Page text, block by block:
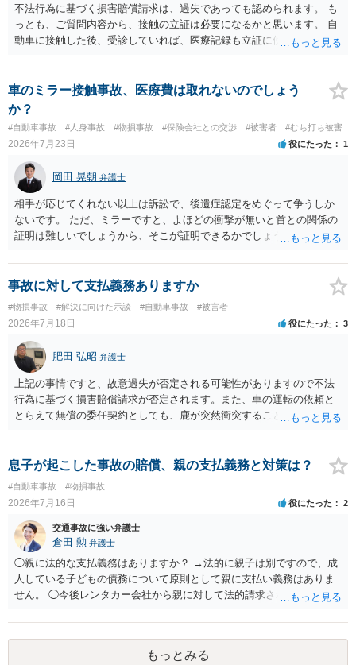
で、弁護士が受任する場合には、叔母様ご本人の依頼意思等を確認す
る必要があります。日本語での十分な意思疎通が難しいとのことです
ので、そのあたりのご事情も踏まえて、依頼意思の確認方法等を検討
不法行為に基づく損害賠償請求は、過失であっても認められます。 も
っとも、ご質問内容から、接触の立証は必要になるかと思います。 自
動車に接触した後、受診していれば、医療記録も立証に使えるかと思
士にご相談ください。
車のミラー接触事故、医療費は取れないのでしょう
か？
#自動車事故 #人身事故 #物損事故 #保険会社との交渉 #被害者 #むち打ち被害
2026年7月23日 役にたった 1
岡田 晃朝 弁護士
相手が応じてくれない以上は訴訟で、後遺症認定をめぐって争うしか
ないです。 ただ、ミラーですと、よほどの衝撃が無いと首との関係の
証明は難しいでしょうから、そこが証明できるかでしょうね。
事故に対して支払義務ありますか
#物損事故 #解決に向けた示談 #自動車事故 #被害者
2026年7月18日 役にたった 3
肥田 弘昭 弁護士
上記の事情ですと、故意過失が否定される可能性がありますので不法
行為に基づく損害賠償請求が否定されます。また、車の運転の依頼と
とらえて無償の委任契約としても、鹿が突然衝突することは予見がで
償請求も成立しない可能性があります。以上の理由から支払義務は否
定される可能性が高いです。ご参考にしてください。
息子が起こした事故の賠償、親の支払義務と対策は？
#自動車事故 #物損事故
2026年7月16日 役にたった 2
交通事故に強い弁護士
倉田 勲 弁護士
◯親に法的な支払義務はありますか？ →法的に親子は別ですので、成
人している子どもの債務について原則として親に支払い義務はありま
せん。 ◯今後レンタカー会社から親に対して法的請求される可能性は
低いでしょう。 ◯親である私は今後どう対応すべきでしょうか？ →債
権者に対してご自身は支払いを拒み、請求するのであれば本人に対し
て請求するよう言う程度かと思います。
もっとみる